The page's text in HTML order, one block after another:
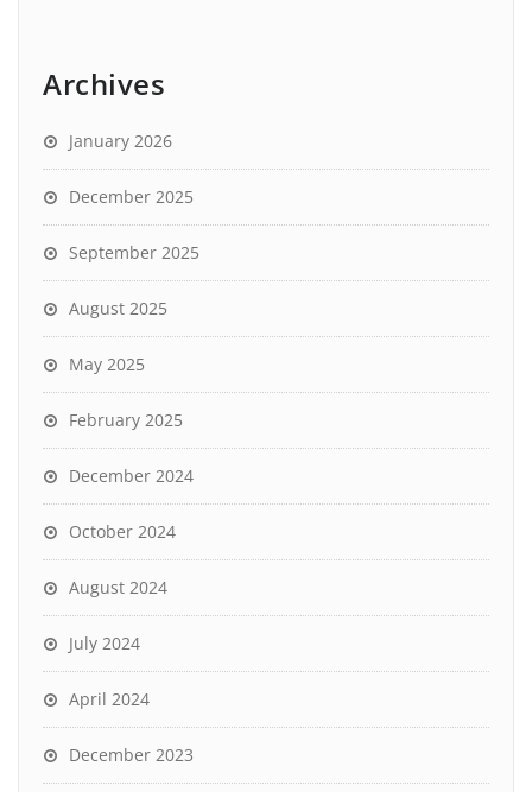
Archives
January 2026
December 2025
September 2025
August 2025
May 2025
February 2025
December 2024
October 2024
August 2024
July 2024
April 2024
December 2023